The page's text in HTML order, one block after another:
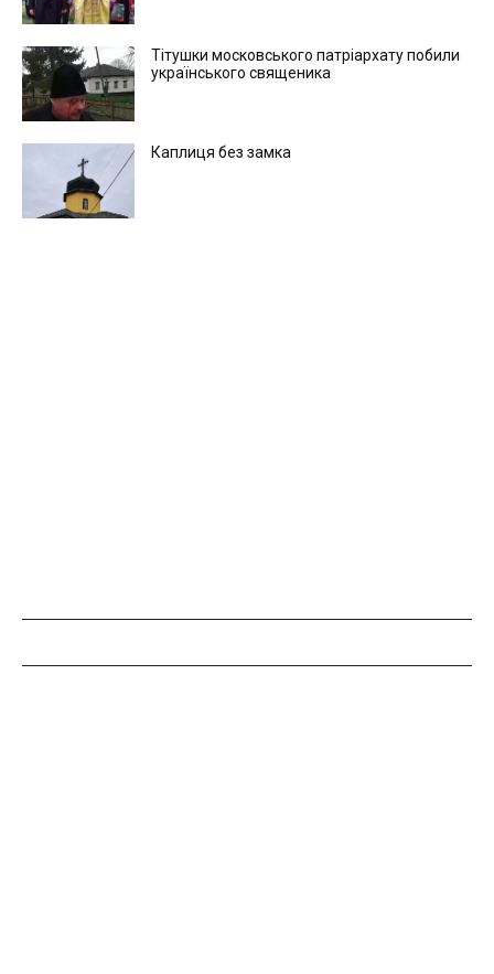
Тітушки московського патріархату побили
українського священика
Каплиця без замка